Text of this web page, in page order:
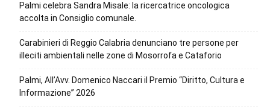
Palmi celebra Sandra Misale: la ricercatrice oncologica
accolta in Consiglio comunale.
Carabinieri di Reggio Calabria denunciano tre persone per
illeciti ambientali nelle zone di Mosorrofa e Cataforio
Palmi, All’Avv. Domenico Naccari il Premio “Diritto, Cultura e
Informazione” 2026